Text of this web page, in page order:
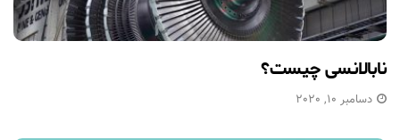
نابالانسی چیست؟
دسامبر 10, 2020